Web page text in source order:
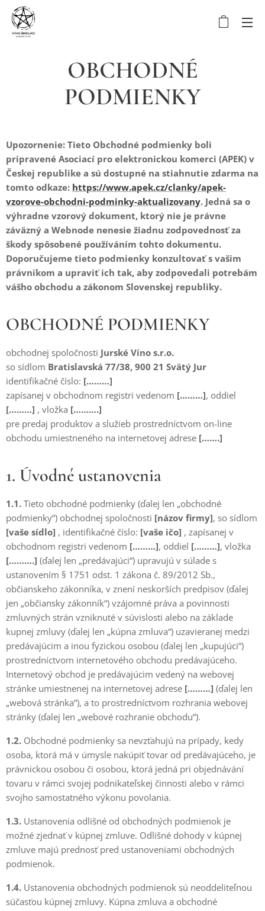
OBCHODNÉ
PODMIENKY
Upozornenie: Tieto Obchodné podmienky boli
pripravené Asociací pro elektronickou komerci (APEK) v
Českej republike a sú dostupné na stiahnutie zdarma na
tomto odkaze: https://www.apek.cz/clanky/apek-
vzorove-obchodni-podminky-aktualizovany. Jedná sa o
výhradne vzorový dokument, ktorý nie je právne
záväzný a Webnode nenesie žiadnu zodpovednosť za
škody spôsobené používáním tohto dokumentu.
Doporučujeme tieto podmienky konzultovať s vašim
právnikom a upraviť ich tak, aby zodpovedali potrebám
vášho obchodu a zákonom Slovenskej republiky.
OBCHODNÉ PODMIENKY
obchodnej spoločnosti Jurské Víno s.r.o.
so sídlom Bratislavská 77/38, 900 21 Svätý Jur
identifikačné číslo: [………]
zapísanej v obchodnom registri vedenom [………], oddiel
[………] , vložka [……….]
pre predaj produktov a služieb prostredníctvom on-line
obchodu umiestneného na internetovej adrese […….]
1. Úvodné ustanovenia
1.1. Tieto obchodné podmienky (ďalej len „obchodné
podmienky“) obchodnej spoločnosti [názov firmy], so sídlom
[vaše sídlo] , identifikačné číslo: [vaše ičo] , zapísanej v
obchodnom registri vedenom [………], oddiel [………], vložka
[……….] (ďalej len „predávajúci“) upravujú v súlade s
ustanovením § 1751 odst. 1 zákona č. 89/2012 Sb.,
občianskeho zákonníka, v znení neskorších predpisov (ďalej
jen „občiansky zákonník“) vzájomné práva a povinnosti
zmluvných strán vzniknuté v súvislosti alebo na základe
kupnej zmluvy (ďalej len „kúpna zmluva“) uzavieranej medzi
predávajúcim a inou fyzickou osobou (ďalej len „kupujúci“)
prostredníctvom internetového obchodu predávajúceho.
Internetový obchod je predávajúcim vedený na webovej
stránke umiestnenej na internetovej adrese [………] (ďalej len
„webová stránka“), a to prostredníctvom rozhrania webovej
stránky (ďalej len „webové rozhranie obchodu“).
1.2. Obchodné podmienky sa nevzťahujú na prípady, kedy
osoba, ktorá má v úmysle nakúpiť tovar od predávajúceho, je
právnickou osobou či osobou, ktorá jedná pri objednávání
tovaru v rámci svojej podnikateľskej činnosti alebo v rámci
svojho samostatného výkonu povolania.
1.3. Ustanovenia odlišné od obchodných podmienok je
možné zjednať v kúpnej zmluve. Odlišné dohody v kúpnej
zmluve majú prednosť pred ustanoveniami obchodných
podmienok.
1.4. Ustanovenia obchodných podmienok sú neoddeliteľnou
súčasťou kúpnej zmluvy. Kúpna zmluva a obchodné